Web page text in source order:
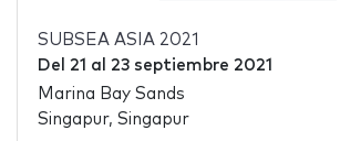
SUBSEA ASIA 2021
Del 21 al 23 septiembre 2021
Marina Bay Sands
Singapur, Singapur